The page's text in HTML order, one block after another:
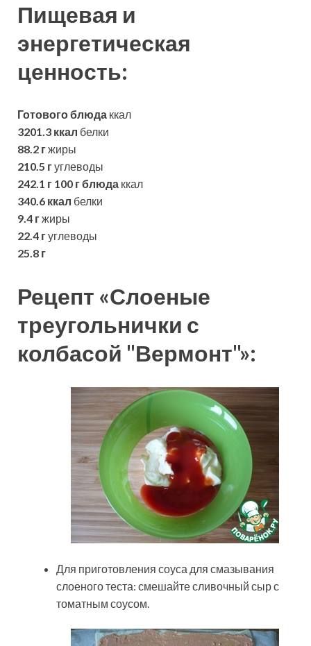
Пищевая и
энергетическая
ценность:
Готового блюда ккал
3201.3 ккал белки
88.2 гжиры
210.5 гуглеводы
242.1 г 100 г блюда ккал
340.6 ккал белки
9.4 гжиры
22.4 гуглеводы
25.8 г
Рецепт «Слоеные
треугольнички с
колбасой "Вермонт"»:
Для приготовления соуса для смазывания
слоеного теста: смешайте сливочный сыр с
томатным соусом.